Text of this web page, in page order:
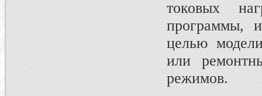
токовых
программы,
целью
или
режимов.